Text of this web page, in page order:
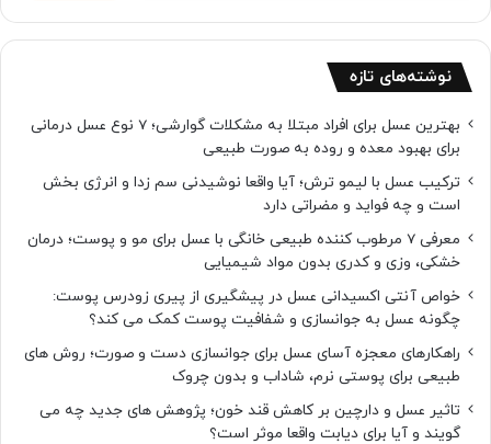
نوشته‌های تازه
بهترین عسل برای افراد مبتلا به مشکلات گوارشی؛ 7 نوع عسل درمانی
برای بهبود معده و روده به صورت طبیعی
ترکیب عسل با لیمو ترش؛ آیا واقعا نوشیدنی سم زدا و انرژی بخش
است و چه فواید و مضراتی دارد
معرفی 7 مرطوب کننده طبیعی خانگی با عسل برای مو و پوست؛ درمان
خشکی، وزی و کدری بدون مواد شیمیایی
خواص آنتی اکسیدانی عسل در پیشگیری از پیری زودرس پوست:
چگونه عسل به جوانسازی و شفافیت پوست کمک می کند؟
راهکارهای معجزه آسای عسل برای جوانسازی دست و صورت؛ روش های
طبیعی برای پوستی نرم، شاداب و بدون چروک
تاثیر عسل و دارچین بر کاهش قند خون؛ پژوهش های جدید چه می
گویند و آیا برای دیابت واقعا موثر است؟